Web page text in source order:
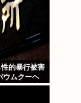
的暴行被害
ウムクーヘ
でライブ配